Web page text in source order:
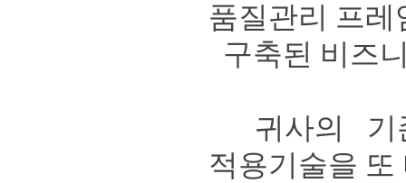
품질관리 프레
구축된 비즈
귀사의 기
적용기술을